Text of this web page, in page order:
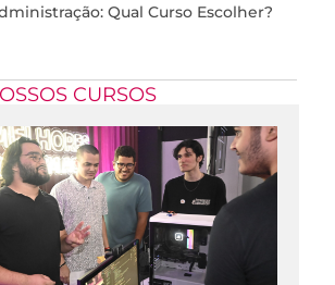
Qual Curso Escolher?
CURSOS